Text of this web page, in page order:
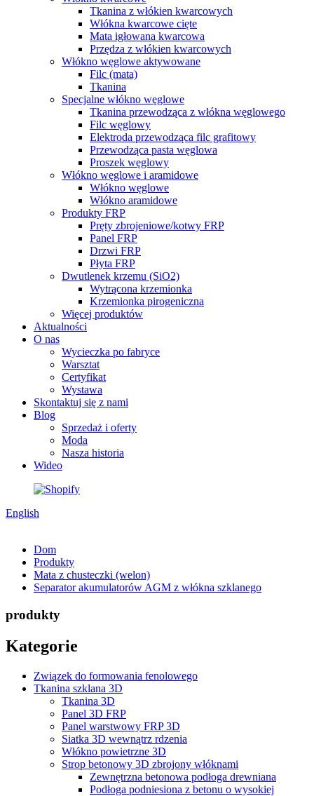
Tkanina z włókien kwarcowych
Włókna kwarcowe cięte
Mata igłowana kwarcowa
Przędza z włókien kwarcowych
Włókno węglowe aktywowane
Filc (mata)
Tkanina
Specjalne włókno węglowe
Tkanina przewodząca z włókna węglowego
Filc węglowy
Elektroda przewodząca filc grafitowy
Przewodząca pasta węglowa
Proszek węglowy
Włókno węglowe i aramidowe
Włókno węglowe
Włókno aramidowe
Produkty FRP
Pręty zbrojeniowe/kotwy FRP
Panel FRP
Drzwi FRP
Płyta FRP
Dwutlenek krzemu (SiO2)
Wytrącona krzemionka
Krzemionka pirogeniczna
Więcej produktów
Aktualności
O nas
Wycieczka po fabryce
Warsztat
Certyfikat
Wystawa
Skontaktuj się z nami
Blog
Sprzedaż i oferty
Moda
Nasza historia
Wideo
English
Dom
Produkty
Mata z chusteczki (welon)
Separator akumulatorów AGM z włókna szklanego
produkty
Kategorie
Związek do formowania fenolowego
Tkanina szklana 3D
Tkanina 3D
Panel 3D FRP
Panel warstwowy FRP 3D
Siatka 3D wewnątrz rdzenia
Włókno powietrzne 3D
Strop betonowy 3D zbrojony włóknami
Zewnętrzna betonowa podłoga drewniana
Podłoga podniesiona z betonu o wysokiej